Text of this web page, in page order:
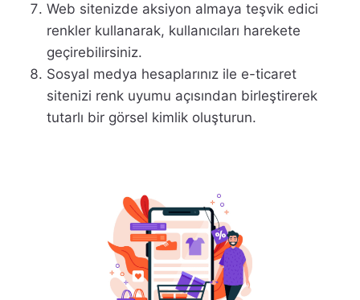
Web sitenizde aksiyon almaya teşvik edici
renkler kullanarak, kullanıcıları harekete
geçirebilirsiniz.
Sosyal medya hesaplarınız ile e-ticaret
sitenizi renk uyumu açısından birleştirerek
tutarlı bir görsel kimlik oluşturun.